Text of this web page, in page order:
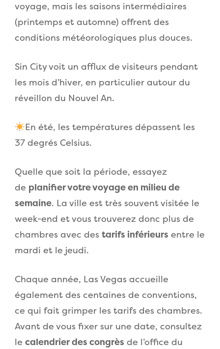
voyage, mais les saisons intermédiaires
(printemps et automne) offrent des
conditions météorologiques plus douces.
Sin City voit un afflux de visiteurs pendant
les mois d’hiver, en particulier autour du
réveillon du Nouvel An.
En été, les températures dépassent les
37 degrés Celsius.
Quelle que soit la période, essayez
de planifier votre voyage en milieu de
semaine. La ville est très souvent visitée le
week-end et vous trouverez donc plus de
chambres avec des tarifs inférieurs entre le
mardi et le jeudi.
Chaque année, Las Vegas accueille
également des centaines de conventions,
ce qui fait grimper les tarifs des chambres.
Avant de vous fixer sur une date, consultez
le calendrier des congrès de l’office du